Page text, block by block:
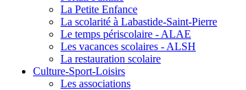
La Petite Enfance
La scolarité à Labastide-Saint-Pierre
Le temps périscolaire - ALAE
Les vacances scolaires - ALSH
La restauration scolaire
Culture-Sport-Loisirs
Les associations